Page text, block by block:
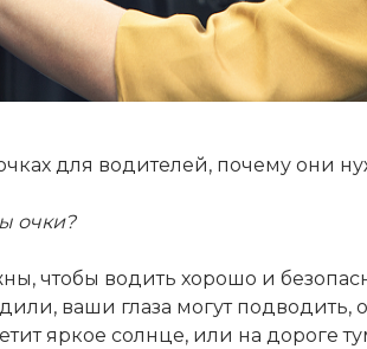
для водителей, почему они
очки?
чтобы водить хорошо и
ваши глаза могут подводить,
яркое солнце, или на дороге